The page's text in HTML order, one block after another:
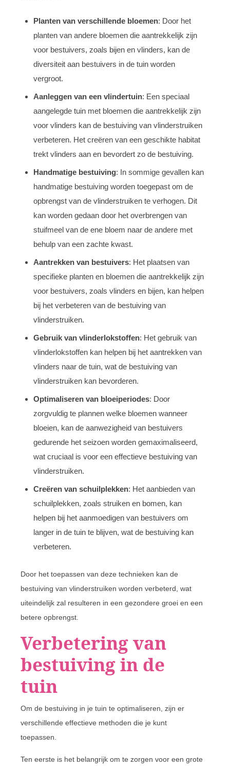
Planten van verschillende bloemen: Door het
planten van andere bloemen die aantrekkelijk zijn
voor bestuivers, zoals bijen en vlinders, kan de
diversiteit aan bestuivers in de tuin worden
vergroot.
Aanleggen van een vlindertuin: Een speciaal
aangelegde tuin met bloemen die aantrekkelijk zijn
voor vlinders kan de bestuiving van vlinderstruiken
verbeteren. Het creëren van een geschikte habitat
trekt vlinders aan en bevordert zo de bestuiving.
Handmatige bestuiving: In sommige gevallen kan
handmatige bestuiving worden toegepast om de
opbrengst van de vlinderstruiken te verhogen. Dit
kan worden gedaan door het overbrengen van
stuifmeel van de ene bloem naar de andere met
behulp van een zachte kwast.
Aantrekken van bestuivers: Het plaatsen van
specifieke planten en bloemen die aantrekkelijk zijn
voor bestuivers, zoals vlinders en bijen, kan helpen
bij het verbeteren van de bestuiving van
vlinderstruiken.
Gebruik van vlinderlokstoffen: Het gebruik van
vlinderlokstoffen kan helpen bij het aantrekken van
vlinders naar de tuin, wat de bestuiving van
vlinderstruiken kan bevorderen.
Optimaliseren van bloeiperiodes: Door
zorgvuldig te plannen welke bloemen wanneer
bloeien, kan de aanwezigheid van bestuivers
gedurende het seizoen worden gemaximaliseerd,
wat cruciaal is voor een effectieve bestuiving van
vlinderstruiken.
Creëren van schuilplekken: Het aanbieden van
schuilplekken, zoals struiken en bomen, kan
helpen bij het aanmoedigen van bestuivers om
langer in de tuin te blijven, wat de bestuiving kan
verbeteren.
Door het toepassen van deze technieken kan de
bestuiving van vlinderstruiken worden verbeterd, wat
uiteindelijk zal resulteren in een gezondere groei en een
betere opbrengst.
Verbetering van
bestuiving in de
tuin
Om de bestuiving in je tuin te optimaliseren, zijn er
verschillende effectieve methoden die je kunt
toepassen.
Ten eerste is het belangrijk om te zorgen voor een grote